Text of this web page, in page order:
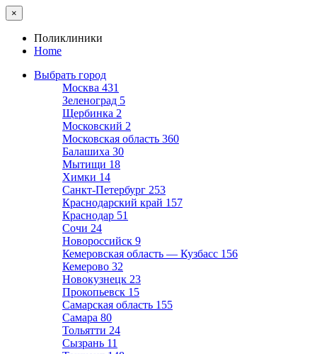
×
Поликлиники
Home
Выбрать город
Москва 431
Зеленоград 5
Щербинка 2
Московский 2
Московская область 360
Балашиха 30
Мытищи 18
Химки 14
Санкт-Петербург 253
Краснодарский край 157
Краснодар 51
Сочи 24
Новороссийск 9
Кемеровская область — Кузбасс 156
Кемерово 32
Новокузнецк 23
Прокопьевск 15
Самарская область 155
Самара 80
Тольятти 24
Сызрань 11